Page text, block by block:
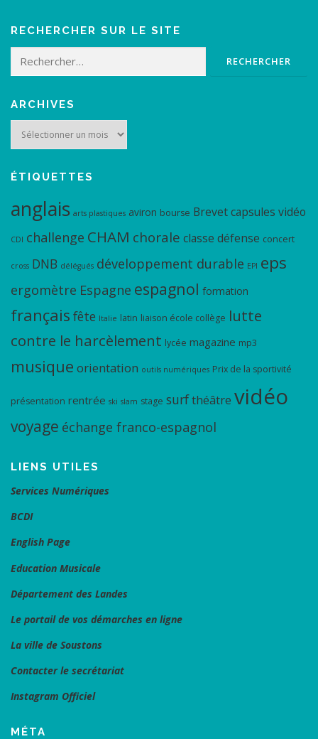
RECHERCHER SUR LE SITE
Rechercher :
ARCHIVES
Archives
ÉTIQUETTES
anglais arts plastiques aviron bourse Brevetcapsules vidéo
CDI challenge CHAM chorale classe défense concert
cross DNB délégués développement durable EPI eps
ergomètre Espagne espagnol formation
français fête Italie latin liaison école collège lutte
contre le harcèlement lycée magazine mp3
musique orientation outils numériques Prix de la sportivité
présentation rentrée ski slam stage surfthéâtre vidéo
voyage échange franco-espagnol
LIENS UTILES
Services Numériques
BCDI
English Page
Education Musicale
Département des Landes
Le portail de vos démarches en ligne
La ville de Soustons
Contacter le secrétariat
Instagram Officiel
MÉTA